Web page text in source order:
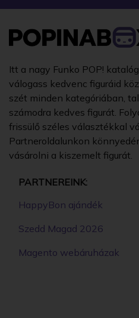
Itt a nagy Funko POP!
válogass kedvenc figuráid
szét minden kategóriában,
számodra kedves figurát.
frissülő széles választékkal
Partneroldalunkon
vásárolni a kiszemelt figurát.
PARTNEREINK:
HappyBon ajándék
Szedd Magad 2026
Magento webáruházak